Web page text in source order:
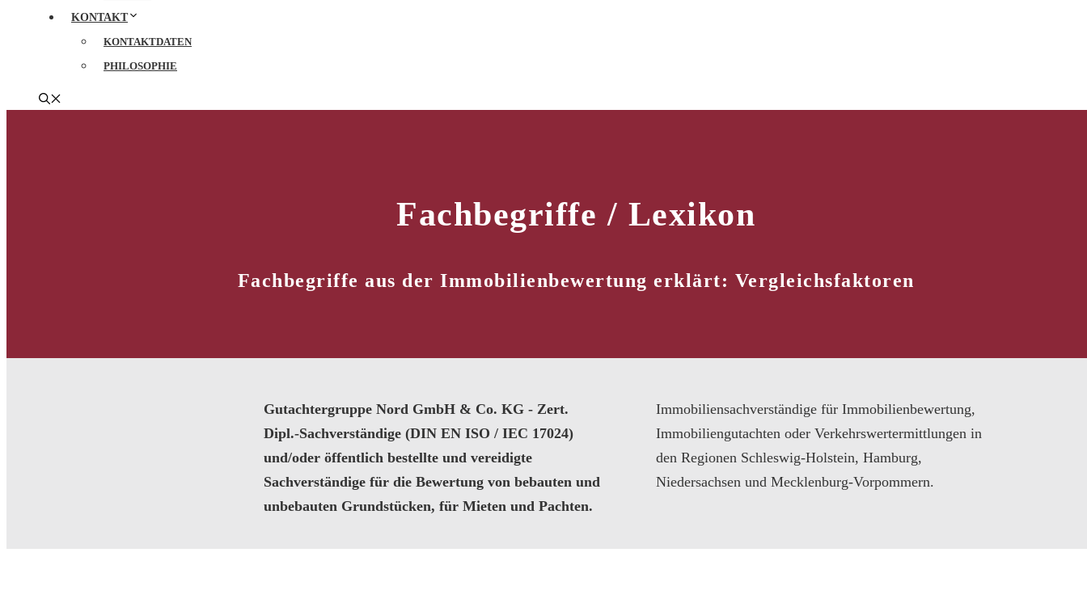
KONTAKT
KONTAKTDATEN
PHILOSOPHIE
Fachbegriffe / Lexikon
Fachbegriffe aus der Immobilienbewertung erklärt: Vergleichsfaktoren
Gutachtergruppe Nord GmbH & Co. KG - Zert.
Dipl.-Sachverständige (DIN EN ISO / IEC 17024)
und/oder öffentlich bestellte und vereidigte
Sachverständige für die Bewertung von bebauten und
unbebauten Grundstücken, für Mieten und Pachten.
Immobiliensachverständige für Immobilienbewertung,
Immobiliengutachten oder Verkehrswertermittlungen in
den Regionen Schleswig-Holstein, Hamburg,
Niedersachsen und Mecklenburg-Vorpommern.